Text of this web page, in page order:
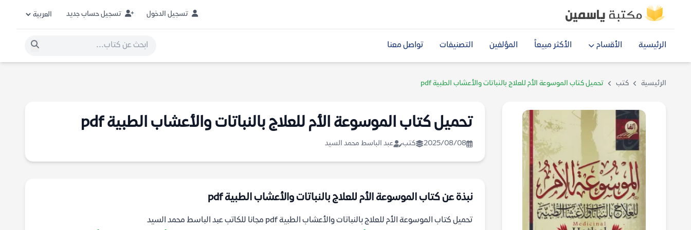
تسجيل الدخول تسجيل حساب جديد
الرئيسية الأقسام الأكثر مبيعاً المؤلفين التصنيفات تواصل معنا
الرئيسية كتب تحميل كتاب الموسوعة الأم للعلاج بالنباتات والأعشاب الطبية pdf
تحميل كتاب الموسوعة الأم للعلاج بالنباتات والأعشاب الطبية pdf
2025/08/08 كتب عبد الباسط محمد السيد
نبذة عن كتاب الموسوعة الأم للعلاج بالنباتات والأعشاب الطبية pdf
تحميل كتاب الموسوعة الأم للعلاج بالنباتات والأعشاب الطبية pdf مجانا للكاتب عبد الباسط محمد السيد